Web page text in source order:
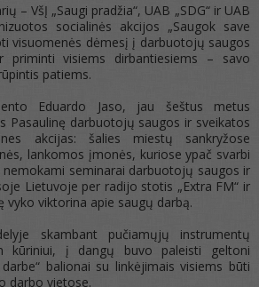
– VšĮ „Saugi pradžia“, UAB „SDG“ ir UAB
socialinės akcijos „Saugok save
visuomenės dėmesį į darbuotojų saugos
priminti visiems dirbantiesiems – savo
patiems.
Eduardo Jaso, jau šeštus metus
Pasaulinę darbuotojų saugos ir sveikatos
akcijas: šalies miestų sankryžose
lankomos įmonės, kuriose ypač svarbi
nemokami seminarai darbuotojų saugos ir
Lietuvoje per radijo stotis „Extra FM“ ir
vyko viktorina apie saugų darbą.
skambant pučiamųjų instrumentų
kūriniui, į dangų buvo paleisti geltoni
balionai su linkėjimais visiems būti
darbo vietose.